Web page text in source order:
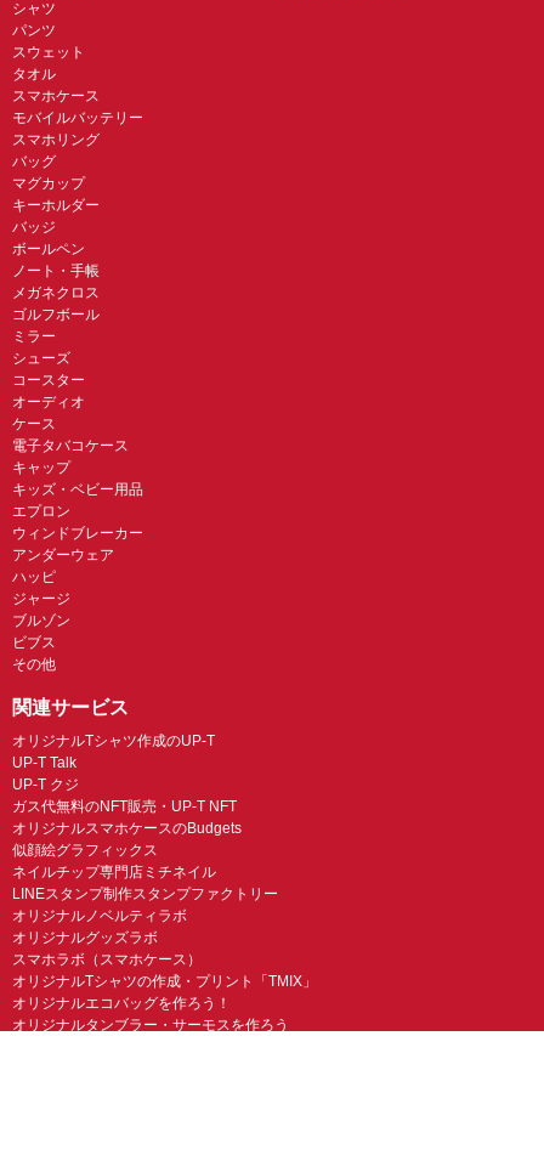
シャツ
パンツ
スウェット
タオル
スマホケース
モバイルバッテリー
スマホリング
バッグ
マグカップ
キーホルダー
バッジ
ボールペン
ノート・手帳
メガネクロス
ゴルフボール
ミラー
シューズ
コースター
オーディオ
ケース
電子タバコケース
キャップ
キッズ・ベビー用品
エプロン
ウィンドブレーカー
アンダーウェア
ハッピ
ジャージ
ブルゾン
ビブス
その他
関連サービス
オリジナルTシャツ作成のUP-T
UP-T Talk
UP-T クジ
ガス代無料のNFT販売・UP-T NFT
オリジナルスマホケースのBudgets
似顔絵グラフィックス
ネイルチップ専門店ミチネイル
LINEスタンプ制作スタンプファクトリー
オリジナルノベルティラボ
オリジナルグッズラボ
スマホラボ（スマホケース）
オリジナルTシャツの作成・プリント「TMIX」
オリジナルエコバッグを作ろう！
オリジナルタンブラー・サーモスを作ろう